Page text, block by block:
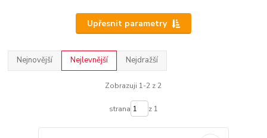
Upřesnit parametry
Nejnovější Nejlevnější Nejdražší
Zobrazuji 1-2 z 2
strana z 1